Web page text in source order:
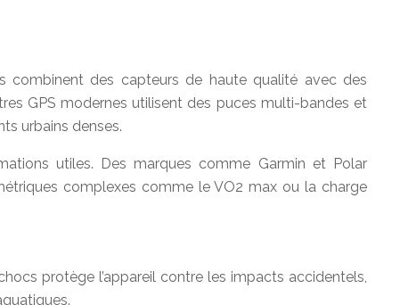
combinent des capteurs de haute qualité avec des
GPS modernes utilisent des puces multi-bandes et
urbains denses.
utiles. Des marques comme Garmin et Polar
complexes comme le VO2 max ou la charge
protège l’appareil contre les impacts accidentels,